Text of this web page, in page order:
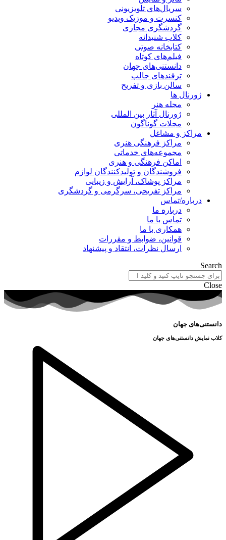
سریال‌های تلویزیونی
کنسرت و موزیک ویدیو
گردشگری مجازی
کلاب شنیدانه
کتابخانه صوتی
فیلم‌های کوتاه
دانستنی‌های جهان
ترفندهای جالب
سالن بازی و تفریح
ژورنال ها
مجله هنر
ژورنال آثار بین المللی
مجلات گوناگون
مراکز و مشاغل
مراکز فرهنگی هنری
مجموعه‌های خدماتی
اماکن فرهنگی و هنری
فروشندگان و تولیدکنندگان لوازم
مراکز پوشاک، آرایش و زیبایی
مراکز تفریحی، سرگرمی و گردشگری
درباره/تماس
درباره ما
تماس با ما
همکاری با ما
قوانین، ضوابط و مقررات
ارسال نظرات، انتقاد و پیشنهاد
Search
Close
دانستنی‌های جهان
کلاب نمایش دانستنی‌های جهان